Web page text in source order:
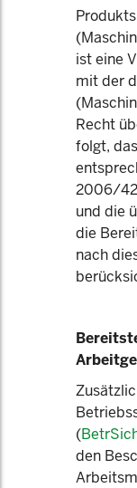
ist eine
mit der
Recht
folgt,
2006/
und die
die
nach
(
den